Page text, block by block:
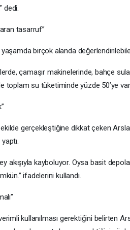
dedi.
tasarruf”
birçok alanda
çamaşır makinelerinde, bahçe
toplam su tüketiminde yüzde 50’ye
gerçekleştiğine dikkat çeken
akışıyla kayboluyor. Oysa basit
ifadelerini kullandı.
kullanılması gerektiğini belirten